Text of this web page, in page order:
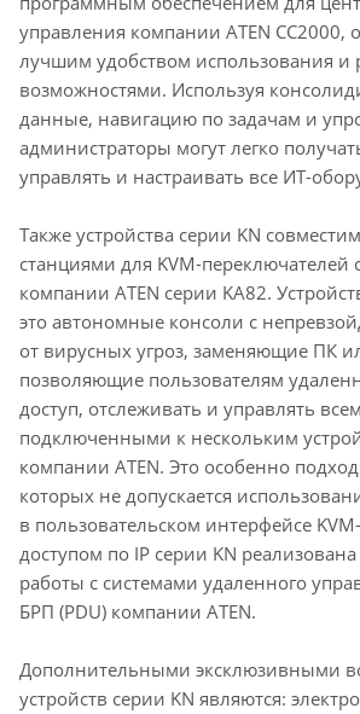
управления компании ATEN
лучшим удобством использования
возможностями. Используя
данные, навигацию по задачам и
администраторы могут легко
управлять и настраивать все ИТ-
Также устройства серии KN
станциями для KVM-переключателей
компании ATEN серии KA82.
это автономные консоли с
от вирусных угроз, заменяющие ПК
позволяющие пользователям
доступ, отслеживать и управлять
подключенными к нескольким
компании ATEN. Это особенно
которых не допускается
в пользовательском интерфейсе
доступом по IP серии KN
работы с системами удаленного
БРП (PDU) компании ATEN.
Дополнительными эксклюзивными
устройств серии KN являются: